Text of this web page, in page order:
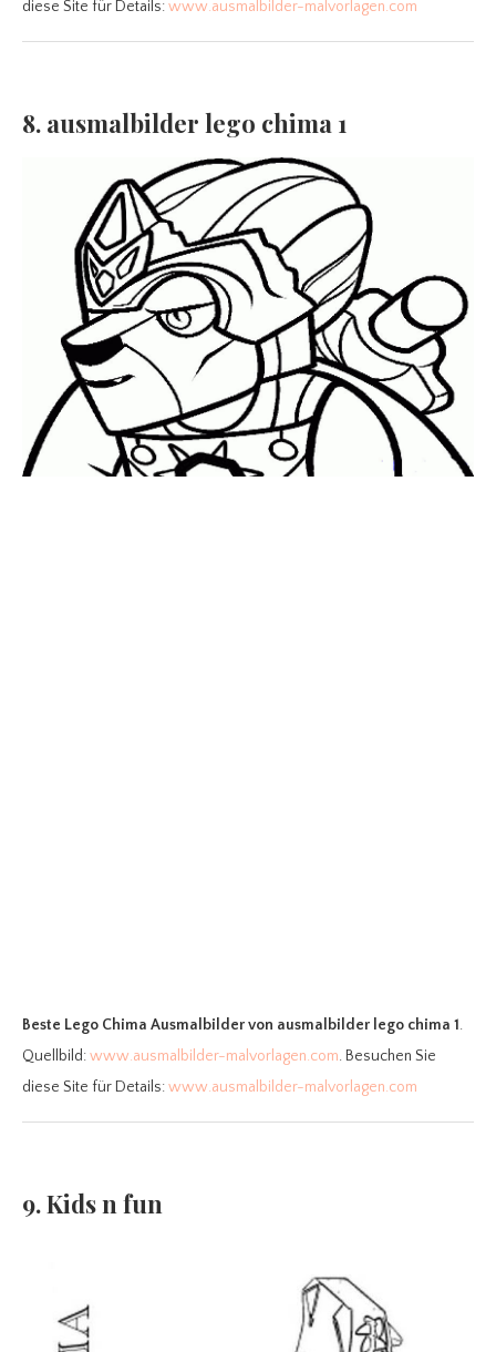
diese Site für Details:www.ausmalbilder-malvorlagen.com
8. ausmalbilder lego chima 1
Beste Lego Chima Ausmalbildervon ausmalbilder lego chima 1.
Quellbild:www.ausmalbilder-malvorlagen.com. Besuchen Sie
diese Site für Details:www.ausmalbilder-malvorlagen.com
9. Kids n fun